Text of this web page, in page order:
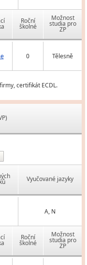
Roční
školné
Možnost
studia pro
ZP
0 Tělesně
certifikát ECDL.
Vyučované jazyky
A, N
Roční
školné
Možnost
studia pro
ZP